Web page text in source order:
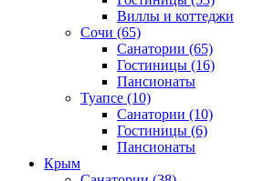
Виллы и коттеджи
Сочи (65)
Санатории (65)
Гостиницы (16)
Пансионаты
Туапсе (10)
Санатории (10)
Гостиницы (6)
Пансионаты
Крым